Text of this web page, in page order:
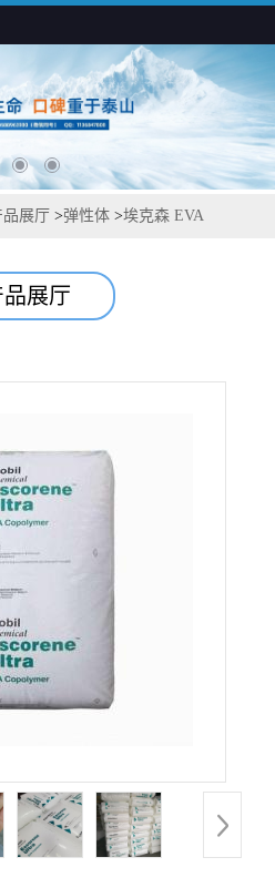
品展厅 >弹性体 >埃克森 EVA
品展厅